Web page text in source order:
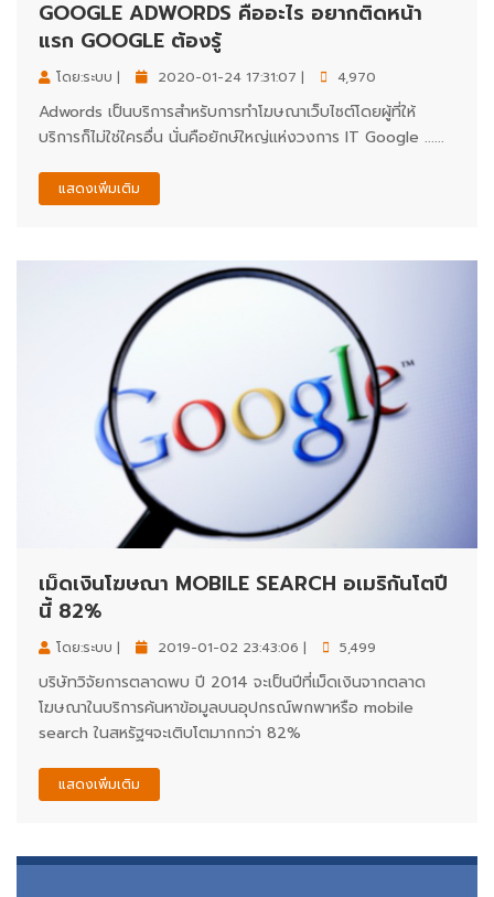
GOOGLE ADWORDS คืออะไร อยากติดหน้า
แรก GOOGLE ต้องรู้
โดย:ระบบ | 2020-01-24 17:31:07 | 4,970
Adwords เป็นบริการสำหรับการทำโฆษณาเว็บไซต์โดยผู้ที่ให้
บริการก็ไม่ใช่ใครอื่น นั่นคือยักษ์ใหญ่แห่งวงการ IT Google ......
แสดงเพิ่มเติม
เม็ดเงินโฆษณา MOBILE SEARCH อเมริกันโตปี
นี้ 82%
โดย:ระบบ | 2019-01-02 23:43:06 | 5,499
บริษัทวิจัยการตลาดพบ ปี 2014 จะเป็นปีที่เม็ดเงินจากตลาด
โฆษณาในบริการค้นหาข้อมูลบนอุปกรณ์พกพาหรือ mobile
search ในสหรัฐฯจะเติบโตมากกว่า 82%
แสดงเพิ่มเติม